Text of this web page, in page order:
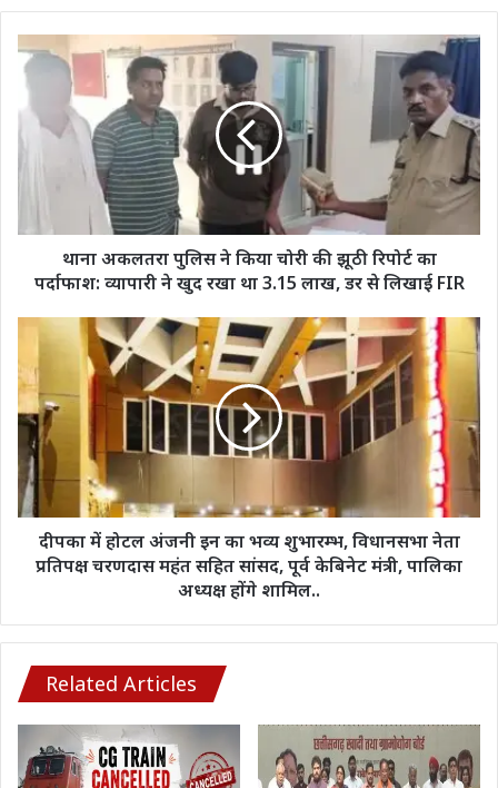
थाना
अकलतरा
पुलिस
ने
किया
रिपोर्ट
पर्दाफाश:
रखा
था
3.15
लाख,
डर
से
लिखाई
थाना अकलतरा पुलिस ने किया चोरी की झूठी रिपोर्ट का
पर्दाफाश: व्यापारी ने खुद रखा था 3.15 लाख, डर से लिखाई FIR
दीपका
होटल
अंजनी
इन
का
भव्य
शुभारम्भ,
विधानसभा
प्रतिपक्ष
सहित
पूर्व
केबिनेट
मंत्री,
पालिका
अध्यक्ष
दीपका में होटल अंजनी इन का भव्य शुभारम्भ, विधानसभा नेता
प्रतिपक्ष चरणदास महंत सहित सांसद, पूर्व केबिनेट मंत्री, पालिका
अध्यक्ष होंगे शामिल..
Related Articles